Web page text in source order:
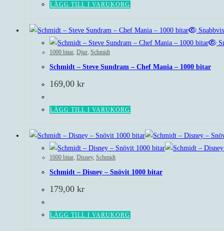
LÄGG TILL I VARUKORG
1000 bitar Djur Schmidt
Schmidt – Steve Sundram – Chef Mania – 1000 bitar
169,00 kr
LÄGG TILL I VARUKORG
1000 bitar Disney, Schmidt
Schmidt – Disney – Snövit 1000 bitar
179,00 kr
LÄGG TILL I VARUKORG